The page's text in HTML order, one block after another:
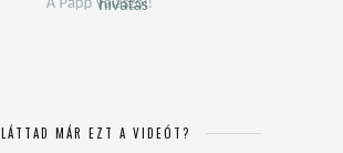
LÁTTAD MÁR EZT A VIDEÓT?